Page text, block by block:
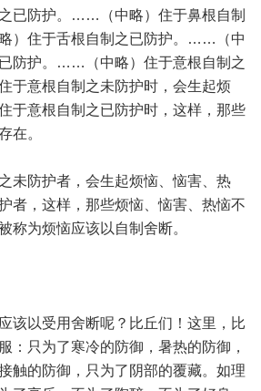
已防护。……（中略）住于鼻根自制
）住于舌根自制之已防护。……（中
防护。……（中略）住于意根自制之
于意根自制之未防护时，会生起烦
于意根自制之已防护时，这样，那些
在。
未防护者，会生起烦恼、恼害、热
者，这样，那些烦恼、恼害、热恼不
称为烦恼应该以自制舍断。
该以受用舍断呢？比丘们！这里，比
：只为了寒冷的防御，暑热的防御，
触的防御，只为了阴部的覆藏。如理